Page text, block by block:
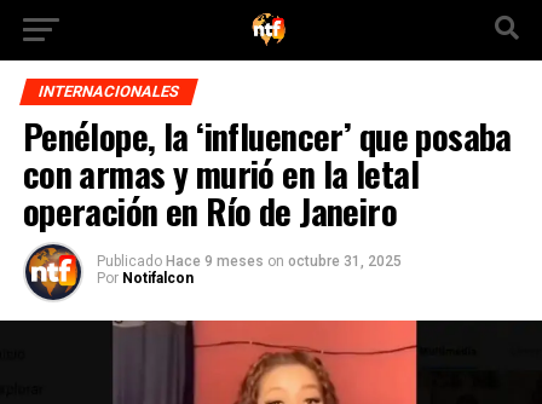
INTERNACIONALES
Penélope, la ‘influencer’ que posaba
con armas y murió en la letal
operación en Río de Janeiro
Publicado Hace 9 meses on octubre 31, 2025
Por Notifalcon